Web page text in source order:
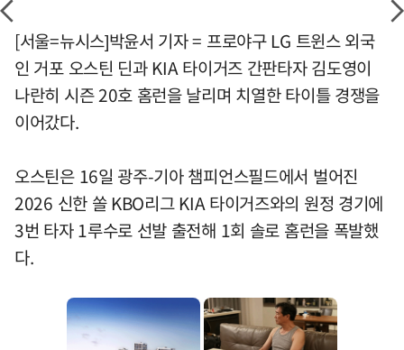
[서울=뉴시스]박윤서 기자 = 프로야구 LG 트윈스 외국
인 거포 오스틴 딘과 KIA 타이거즈 간판타자 김도영이
나란히 시즌 20호 홈런을 날리며 치열한 타이틀 경쟁을
이어갔다.
오스틴은 16일 광주-기아 챔피언스필드에서 벌어진
2026 신한 쏠 KBO리그 KIA 타이거즈와의 원정 경기에
3번 타자 1루수로 선발 출전해 1회 솔로 홈런을 폭발했
다.